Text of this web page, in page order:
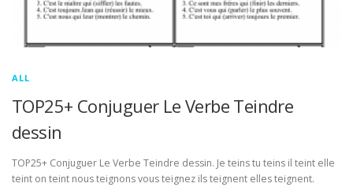
ALL
TOP25+ Conjuguer Le Verbe Teindre
dessin
TOP25+ Conjuguer Le Verbe Teindre dessin. Je teins tu teins il teint elle
teint on teint nous teignons vous teignez ils teignent elles teignent.